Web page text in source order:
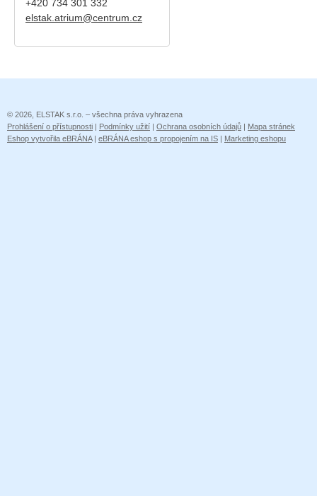
+420 734 301 332
elstak.atrium@centrum.cz
© 2026, ELSTAK s.r.o. – všechna práva vyhrazena
Prohlášení o přístupnosti | Podmínky užití | Ochrana osobních údajů | Mapa stránek
Eshop vytvořila eBRÁNA| eBRÁNA eshop s propojením na IS | Marketing eshopu